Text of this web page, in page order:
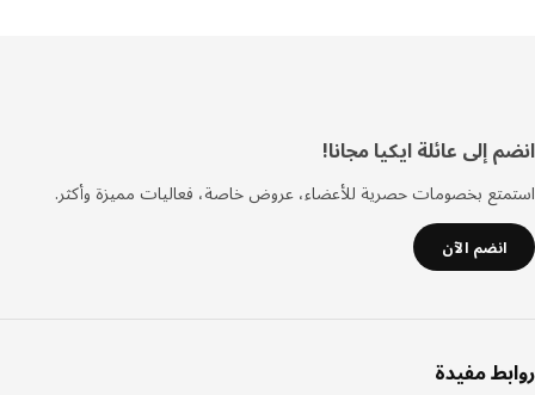
إلى عائلة ايكيا مجانا!
بخصومات حصرية للأعضاء، عروض خاصة، فعاليات مميزة وأكثر.
انضم الآن
مفيدة